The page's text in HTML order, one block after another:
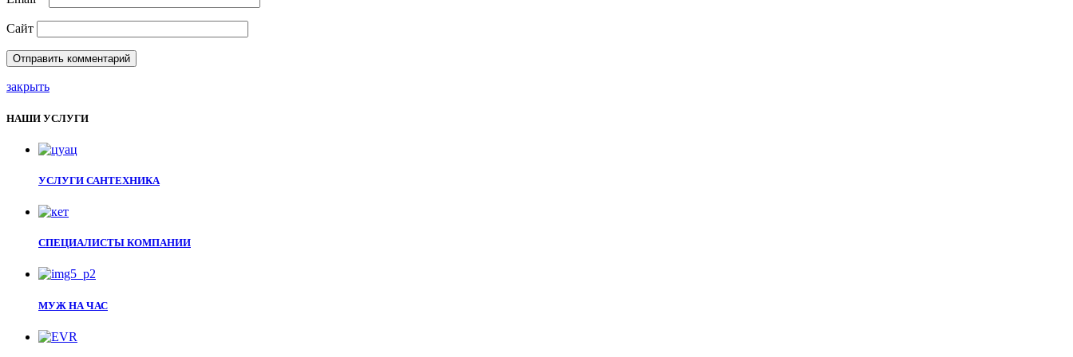
Сайт
закрыть
НАШИ УСЛУГИ
УСЛУГИ САНТЕХНИКА
СПЕЦИАЛИСТЫ КОМПАНИИ
МУЖ НА ЧАС